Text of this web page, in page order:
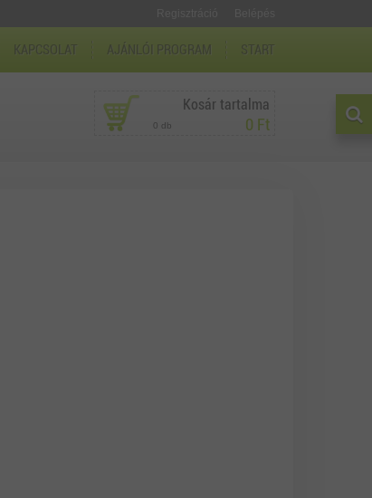
KAPCSOLAT AJÁNLÓI PROGRAM START
Kosár tartalma
0 Ft
0 db